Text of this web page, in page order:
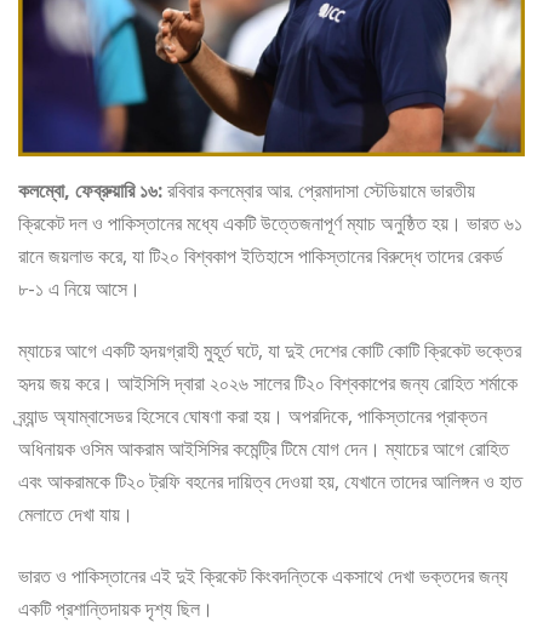
কলম্বো, ফেব্রুয়ারি ১৬:রবিবার কলম্বোর আর. প্রেমাদাসা স্টেডিয়ামে ভারতীয়
ক্রিকেট দল ও পাকিস্তানের মধ্যে একটি উত্তেজনাপূর্ণ ম্যাচ অনুষ্ঠিত হয়। ভারত ৬১
রানে জয়লাভ করে, যা টি২০ বিশ্বকাপ ইতিহাসে পাকিস্তানের বিরুদ্ধে তাদের রেকর্ড
৮-১ এ নিয়ে আসে।
ম্যাচের আগে একটি হৃদয়গ্রাহী মুহূর্ত ঘটে, যা দুই দেশের কোটি কোটি ক্রিকেট ভক্তের
হৃদয় জয় করে। আইসিসি দ্বারা ২০২৬ সালের টি২০ বিশ্বকাপের জন্য রোহিত শর্মাকে
ব্র্যান্ড অ্যাম্বাসেডর হিসেবে ঘোষণা করা হয়। অপরদিকে, পাকিস্তানের প্রাক্তন
অধিনায়ক ওসিম আকরাম আইসিসির কমেন্ট্রি টিমে যোগ দেন। ম্যাচের আগে রোহিত
এবং আকরামকে টি২০ ট্রফি বহনের দায়িত্ব দেওয়া হয়, যেখানে তাদের আলিঙ্গন ও হাত
মেলাতে দেখা যায়।
ভারত ও পাকিস্তানের এই দুই ক্রিকেট কিংবদন্তিকে একসাথে দেখা ভক্তদের জন্য
একটি প্রশান্তিদায়ক দৃশ্য ছিল।